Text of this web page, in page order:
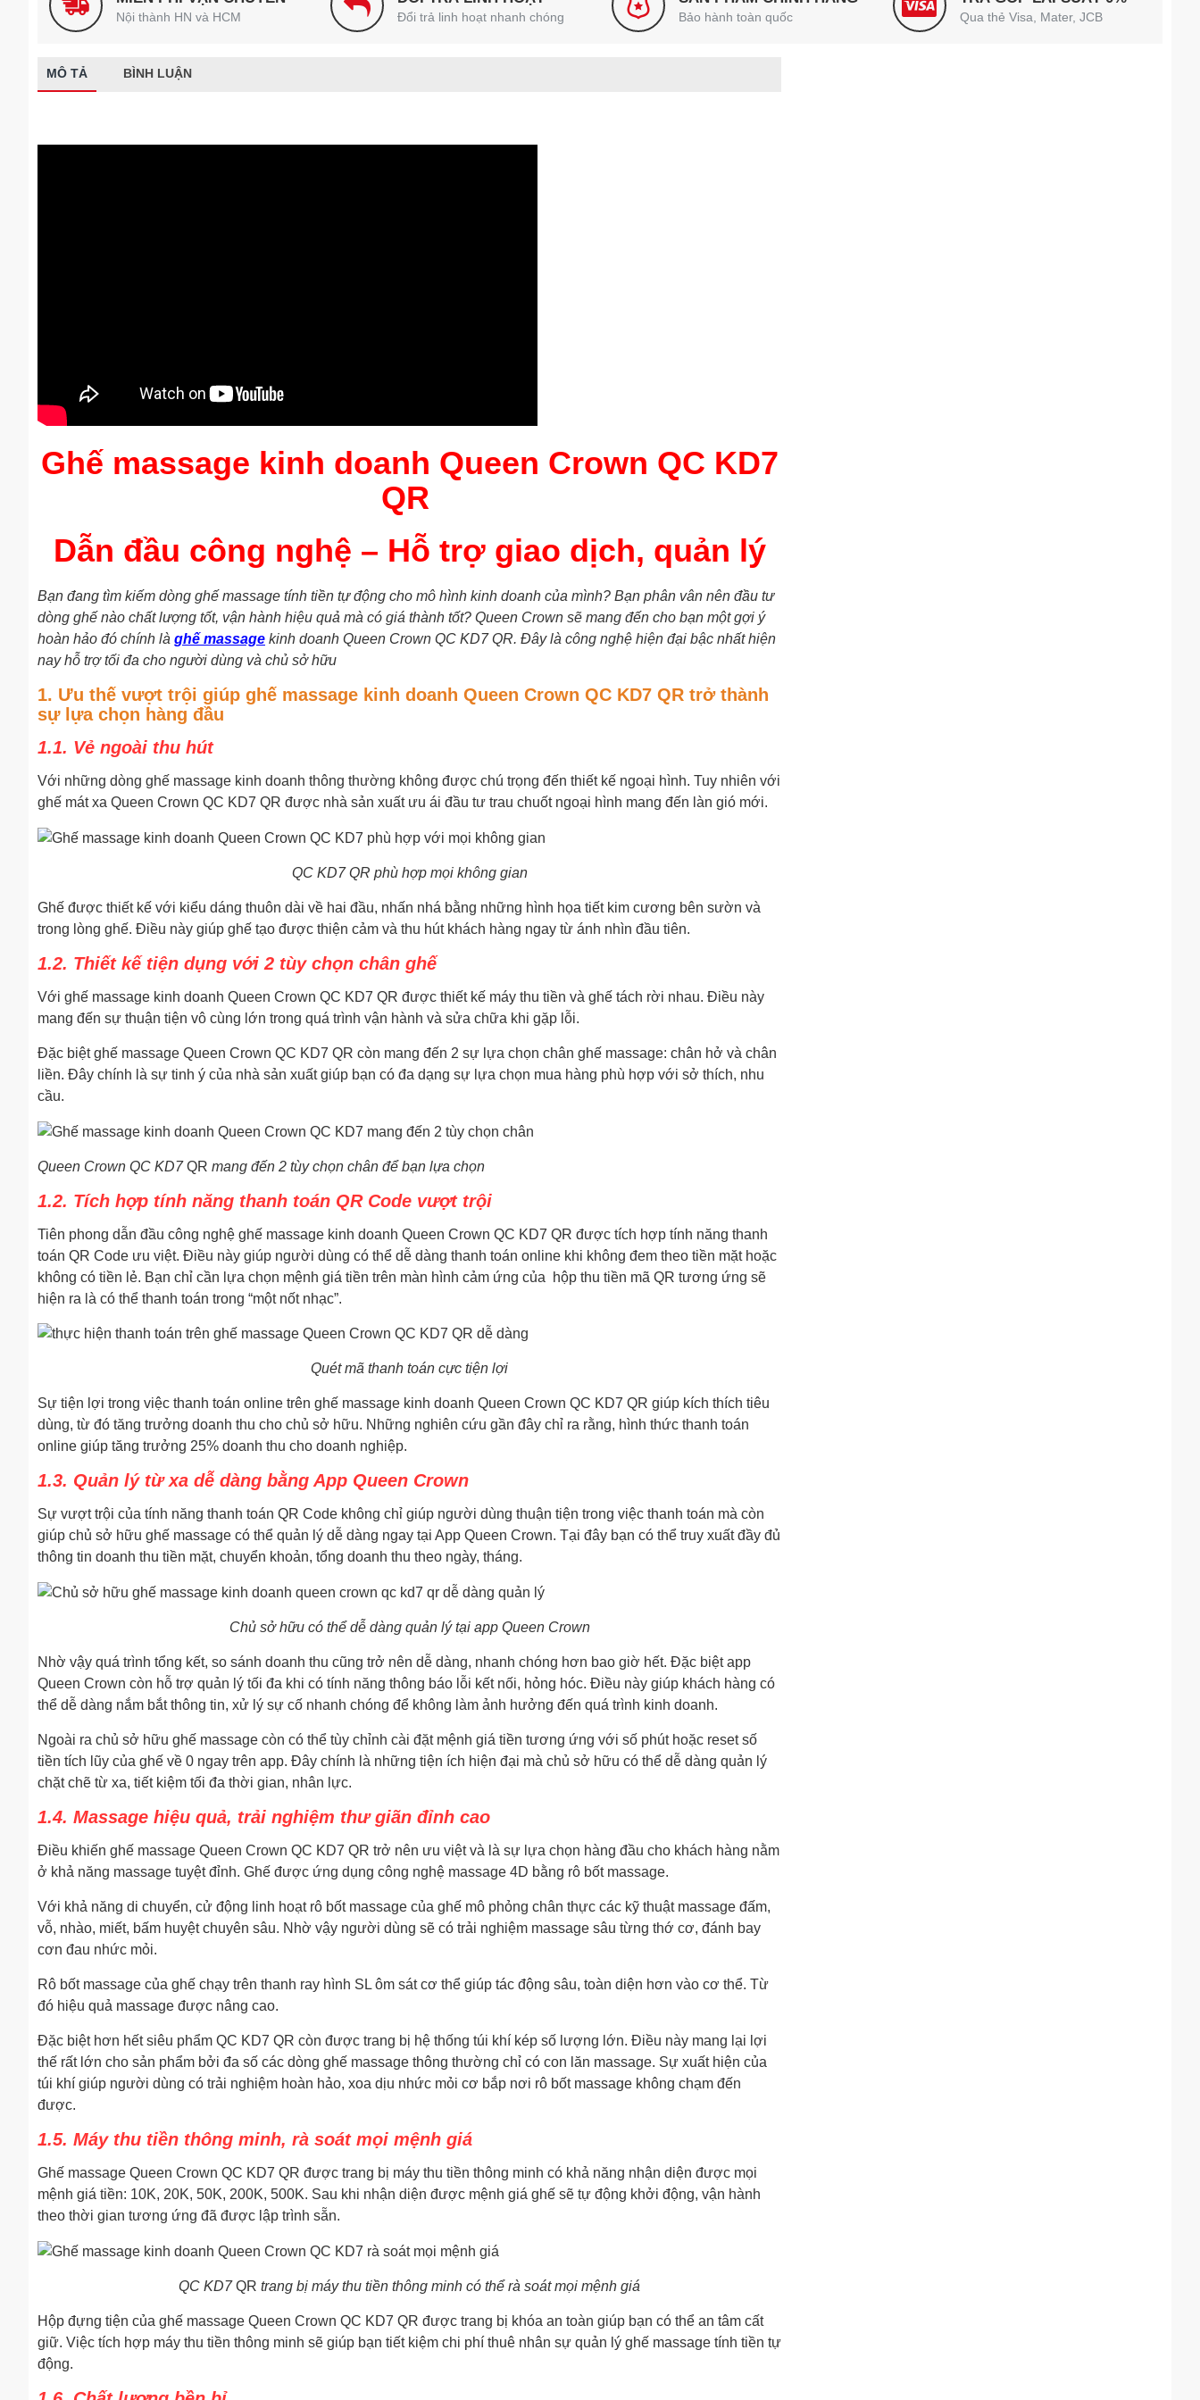
Nội thành HN và HCM Đổi trả linh hoạt nhanh chóng Bảo hành toàn quốc Qua thẻ Visa, Mater, JCB
MÔ TẢ BÌNH LUẬN
Ghế massage kinh doanh Queen Crown QC KD7
QR
Dẫn đầu công nghệ – Hỗ trợ giao dịch, quản lý
Bạn đang tìm kiếm dòng ghế massage tính tiền tự động cho mô hình kinh doanh của mình? Bạn phân vân nên đầu tư
dòng ghế nào chất lượng tốt, vận hành hiệu quả mà có giá thành tốt? Queen Crown sẽ mang đến cho bạn một gợi ý
hoàn hảo đó chính là ghế massage kinh doanh Queen Crown QC KD7 QR. Đây là công nghệ hiện đại bậc nhất hiện
nay hỗ trợ tối đa cho người dùng và chủ sở hữu
1. Ưu thế vượt trội giúp ghế massage kinh doanh Queen Crown QC KD7 QR trở thành
sự lựa chọn hàng đầu
1.1. Vẻ ngoài thu hút
Với những dòng ghế massage kinh doanh thông thường không được chú trọng đến thiết kế ngoại hình. Tuy nhiên với
ghế mát xa Queen Crown QC KD7 QR được nhà sản xuất ưu ái đầu tư trau chuốt ngoại hình mang đến làn gió mới.
QC KD7 QR phù hợp mọi không gian
Ghế được thiết kế với kiểu dáng thuôn dài về hai đầu, nhấn nhá bằng những hình họa tiết kim cương bên sườn và
trong lòng ghế. Điều này giúp ghế tạo được thiện cảm và thu hút khách hàng ngay từ ánh nhìn đầu tiên.
1.2. Thiết kế tiện dụng với 2 tùy chọn chân ghế
Với ghế massage kinh doanh Queen Crown QC KD7 QR được thiết kế máy thu tiền và ghế tách rời nhau. Điều này
mang đến sự thuận tiện vô cùng lớn trong quá trình vận hành và sửa chữa khi gặp lỗi.
Đặc biệt ghế massage Queen Crown QC KD7 QR còn mang đến 2 sự lựa chọn chân ghế massage: chân hở và chân
liền. Đây chính là sự tinh ý của nhà sản xuất giúp bạn có đa dạng sự lựa chọn mua hàng phù hợp với sở thích, nhu
cầu.
Queen Crown QC KD7QR mang đến 2 tùy chọn chân để bạn lựa chọn
1.2. Tích hợp tính năng thanh toán QR Code vượt trội
Tiên phong dẫn đầu công nghệ ghế massage kinh doanh Queen Crown QC KD7 QR được tích hợp tính năng thanh
toán QR Code ưu việt. Điều này giúp người dùng có thể dễ dàng thanh toán online khi không đem theo tiền mặt hoặc
không có tiền lẻ. Bạn chỉ cần lựa chọn mệnh giá tiền trên màn hình cảm ứng của hộp thu tiền mã QR tương ứng sẽ
hiện ra là có thể thanh toán trong “một nốt nhạc”.
Quét mã thanh toán cực tiện lợi
Sự tiện lợi trong việc thanh toán online trên ghế massage kinh doanh Queen Crown QC KD7 QR giúp kích thích tiêu
dùng, từ đó tăng trưởng doanh thu cho chủ sở hữu. Những nghiên cứu gần đây chỉ ra rằng, hình thức thanh toán
online giúp tăng trưởng 25% doanh thu cho doanh nghiệp.
1.3. Quản lý từ xa dễ dàng bằng App Queen Crown
Sự vượt trội của tính năng thanh toán QR Code không chỉ giúp người dùng thuận tiện trong việc thanh toán mà còn
giúp chủ sở hữu ghế massage có thể quản lý dễ dàng ngay tại App Queen Crown. Tại đây bạn có thể truy xuất đầy đủ
thông tin doanh thu tiền mặt, chuyển khoản, tổng doanh thu theo ngày, tháng.
Chủ sở hữu có thể dễ dàng quản lý tại app Queen Crown
Nhờ vậy quá trình tổng kết, so sánh doanh thu cũng trở nên dễ dàng, nhanh chóng hơn bao giờ hết. Đặc biệt app
Queen Crown còn hỗ trợ quản lý tối đa khi có tính năng thông báo lỗi kết nối, hỏng hóc. Điều này giúp khách hàng có
thể dễ dàng nắm bắt thông tin, xử lý sự cố nhanh chóng để không làm ảnh hưởng đến quá trình kinh doanh.
Ngoài ra chủ sở hữu ghế massage còn có thể tùy chỉnh cài đặt mệnh giá tiền tương ứng với số phút hoặc reset số
tiền tích lũy của ghế về 0 ngay trên app. Đây chính là những tiện ích hiện đại mà chủ sở hữu có thể dễ dàng quản lý
chặt chẽ từ xa, tiết kiệm tối đa thời gian, nhân lực.
1.4. Massage hiệu quả, trải nghiệm thư giãn đỉnh cao
Điều khiến ghế massage Queen Crown QC KD7 QR trở nên ưu việt và là sự lựa chọn hàng đầu cho khách hàng nằm
ở khả năng massage tuyệt đỉnh. Ghế được ứng dụng công nghệ massage 4D bằng rô bốt massage.
Với khả năng di chuyển, cử động linh hoạt rô bốt massage của ghế mô phỏng chân thực các kỹ thuật massage đấm,
vỗ, nhào, miết, bấm huyệt chuyên sâu. Nhờ vậy người dùng sẽ có trải nghiệm massage sâu từng thớ cơ, đánh bay
cơn đau nhức mỏi.
Rô bốt massage của ghế chạy trên thanh ray hình SL ôm sát cơ thể giúp tác động sâu, toàn diện hơn vào cơ thể. Từ
đó hiệu quả massage được nâng cao.
Đặc biệt hơn hết siêu phẩm QC KD7 QR còn được trang bị hệ thống túi khí kép số lượng lớn. Điều này mang lại lợi
thế rất lớn cho sản phẩm bởi đa số các dòng ghế massage thông thường chỉ có con lăn massage. Sự xuất hiện của
túi khí giúp người dùng có trải nghiệm hoàn hảo, xoa dịu nhức mỏi cơ bắp nơi rô bốt massage không chạm đến
được.
1.5. Máy thu tiền thông minh, rà soát mọi mệnh giá
Ghế massage Queen Crown QC KD7 QR được trang bị máy thu tiền thông minh có khả năng nhận diện được mọi
mệnh giá tiền: 10K, 20K, 50K, 200K, 500K. Sau khi nhận diện được mệnh giá ghế sẽ tự động khởi động, vận hành
theo thời gian tương ứng đã được lập trình sẵn.
QC KD7QRtrang bị máy thu tiền thông minh có thể rà soát mọi mệnh giá
Hộp đựng tiện của ghế massage Queen Crown QC KD7 QR được trang bị khóa an toàn giúp bạn có thể an tâm cất
giữ. Việc tích hợp máy thu tiền thông minh sẽ giúp bạn tiết kiệm chi phí thuê nhân sự quản lý ghế massage tính tiền tự
động.